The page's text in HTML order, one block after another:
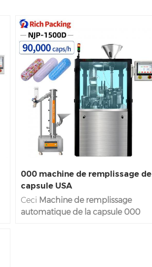
000 machine de remplissage de
capsule USA
Ceci Machine de remplissage
automatique de la capsule 000